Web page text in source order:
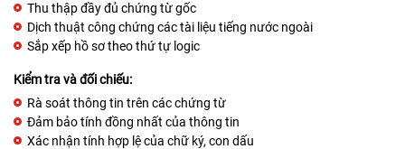
Thu thập đầy đủ chứng từ gốc
Dịch thuật công chứng các tài liệu tiếng nước ngoài
Sắp xếp hồ sơ theo thứ tự logic
Kiểm tra và đối chiếu:
Rà soát thông tin trên các chứng từ
Đảm bảo tính đồng nhất của thông tin
Xác nhận tính hợp lệ của chữ ký, con dấu